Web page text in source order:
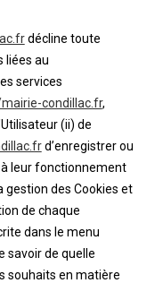
décline toute
liées au
services
condillac.fr,
(ii) de
d’enregistrer ou
leur fonctionnement
gestion des Cookies et
de chaque
dans le menu
savoir de quelle
souhaits en matière